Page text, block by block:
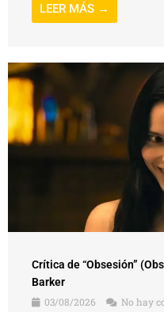
LEER MÁS →
Crítica de “Obsesión”
Barker
03/08/2026
No hay